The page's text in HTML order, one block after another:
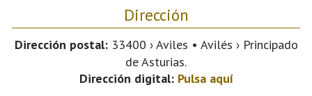
Dirección
Dirección postal:33400 › Aviles • Avilés › Principado
de Asturias.
Dirección digital: Pulsa aquí